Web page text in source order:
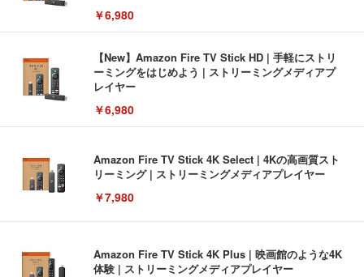
￥6,980
【New】Amazon Fire TV Stick HD | 手軽にストリ
ーミングをはじめよう | ストリーミングメディアプ
レイヤー
￥6,980
Amazon Fire TV Stick 4K Select | 4Kの高画質スト
リーミング | ストリーミングメディアプレイヤー
￥7,980
Amazon Fire TV Stick 4K Plus | 映画館のような4K
体験 | ストリーミングメディアプレイヤー